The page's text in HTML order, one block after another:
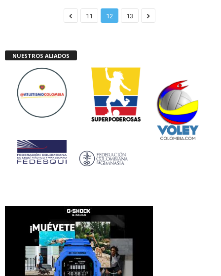
11 12 13
NUESTROS ALIADOS